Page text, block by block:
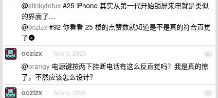
@stinkytofux #25 iPhone 其实从第一代开始锁屏来电就是类似
的界面了…
@oczizx #92 你看看 25 楼的点赞数就知道是不是真的符合直觉
了🌚
96
oczizx Nov 5, 2025
@orangy 电源键按两下挂断电话有这么反直觉吗？我是真的惊
了，不然应该怎么设计？
97
oczizx Nov 5, 2025